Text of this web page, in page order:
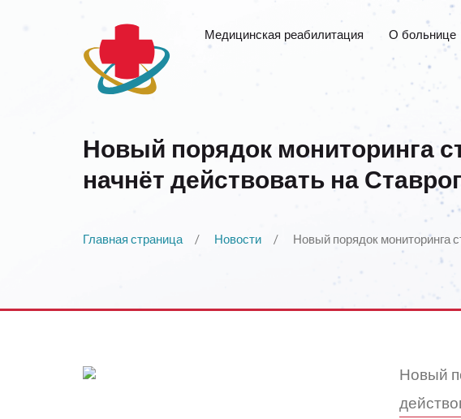
Медицинская реабилитация О больнице
Новый порядок мониторинга
начнёт действовать на
Главная страница Новости Новый порядок мониторинга
Новый